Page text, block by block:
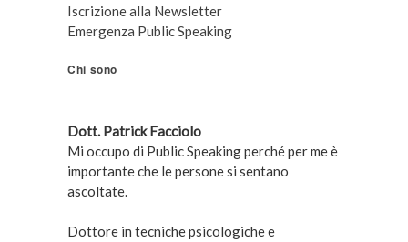
Iscrizione alla Newsletter
Emergenza Public Speaking
Chi sono
Dott. Patrick Facciolo
Mi occupo di Public Speaking perché per me è
importante che le persone si sentano
ascoltate.
Dottore in tecniche psicologiche e